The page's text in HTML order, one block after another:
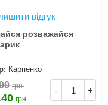
відгук
розважайся
Карпенко
- +
грн.
грн.